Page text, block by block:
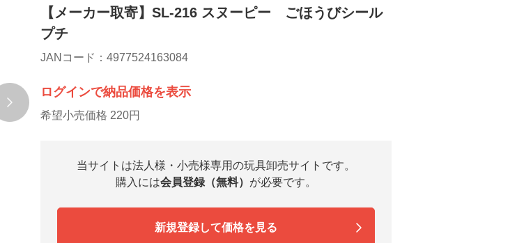
【メーカー取寄】SL-216 スヌーピー ごほうびシール
プチ
JANコード：4977524163084
ログインで納品価格を表示
希望小売価格 220円
当サイトは法人様・小売様専用の玩具卸売サイトです。
購入には会員登録（無料） が必要です。
新規登録して価格を見る